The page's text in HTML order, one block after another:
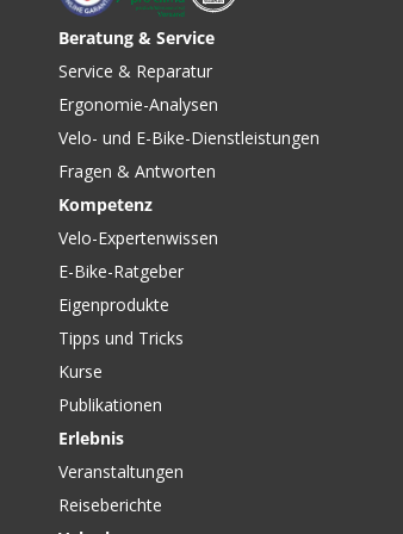
CHF 149.00 CHF 299.00
GRANITE CREST Damen-
Regenjacke Gather Green
von PATAGONIA
Damen-
von GIRO
Beratung & Service
Service & Reparatur
Ergonomie-Analysen
Velo- und E-Bike-Dienstleistungen
Fragen & Antworten
Kompetenz
Velo-Expertenwissen
E-Bike-Ratgeber
Eigenprodukte
Tipps und Tricks
Kurse
Publikationen
Erlebnis
Veranstaltungen
Reiseberichte